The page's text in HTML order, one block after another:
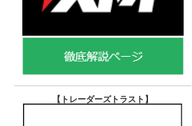
【トレーダーズトラスト 】